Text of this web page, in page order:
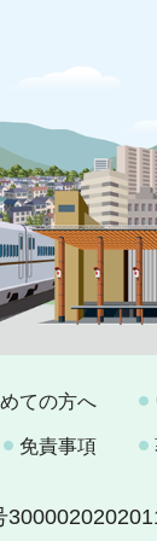
ての方へ
免責事項